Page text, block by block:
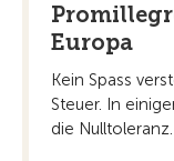
Europa
Kein Spass
Steuer. In
die Nulltoleranz.